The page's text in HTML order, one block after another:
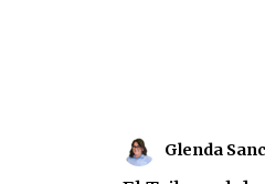
Glenda